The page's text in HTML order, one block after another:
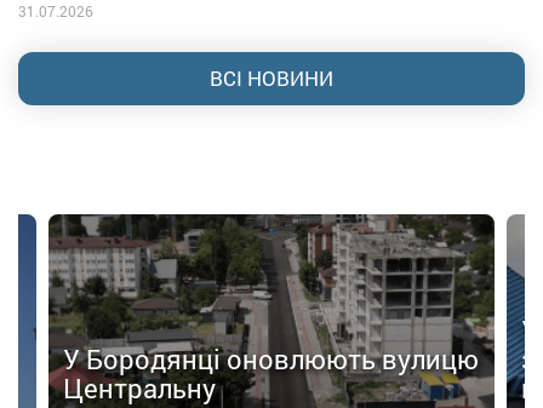
31.07.2026
ВСІ НОВИНИ
У Бородянці оновлюють вулицю
Центральну
У